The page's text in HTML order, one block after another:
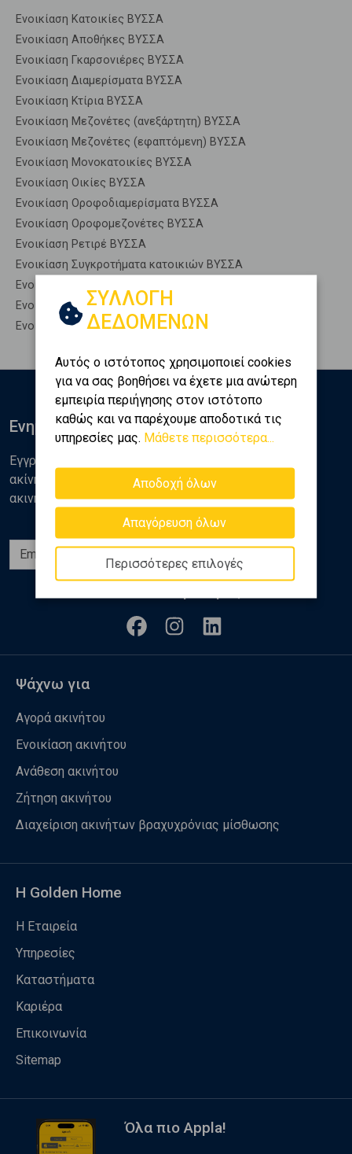
Ενοικίαση Κατοικίες ΒΥΣΣΑ
Ενοικίαση Αποθήκες ΒΥΣΣΑ
Ενοικίαση Γκαρσονιέρες ΒΥΣΣΑ
Ενοικίαση Διαμερίσματα ΒΥΣΣΑ
Ενοικίαση Κτίρια ΒΥΣΣΑ
Ενοικίαση Μεζονέτες (ανεξάρτητη) ΒΥΣΣΑ
Ενοικίαση Μεζονέτες (εφαπτόμενη) ΒΥΣΣΑ
Ενοικίαση Μονοκατοικίες ΒΥΣΣΑ
Ενοικίαση Οικίες ΒΥΣΣΑ
Ενοικίαση Οροφοδιαμερίσματα ΒΥΣΣΑ
Ενοικίαση Οροφομεζονέτες ΒΥΣΣΑ
Ενοικίαση Ρετιρέ ΒΥΣΣΑ
Ενοικίαση Συγκροτήματα κατοικιών ΒΥΣΣΑ
Ενοικίαση Υπόγεια ΒΥΣΣΑ
Ενοικίαση Υπόσκαφα ΒΥΣΣΑ
Ενοικίαση Υπολ. υψουν ΒΥΣΣΑ
ΣΥΛΛΟΓΗ
ΔΕΔΟΜΕΝΩΝ
Αυτός ο ιστότοπος χρησιμοποιεί cookies
για να σας βοηθήσει να έχετε μια ανώτερη
εμπειρία περιήγησης στον ιστότοπο
καθώς και να παρέχουμε αποδοτικά τις
υπηρεσίες μας. Μάθετε περισσότερα...
Αποδοχή όλων
Απαγόρευση όλων
Περισσότερες επιλογές
Ενημερωθείτε
Εγγραφείτε στο newsletter της Golden Home για νέα
ακίνητα, αναλύσεις και διάφορα θέματα της αγοράς
ακινήτων
Ψάχνω για
Αγορά ακινήτου
Ενοικίαση ακινήτου
Ανάθεση ακινήτου
Ζήτηση ακινήτου
Διαχείριση ακινήτων βραχυχρόνιας μίσθωσης
Η Golden Home
Η Εταιρεία
Υπηρεσίες
Καταστήματα
Καριέρα
Επικοινωνία
Sitemap
Όλα πιο Appla!